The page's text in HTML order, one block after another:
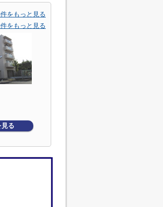
をもっと見る
をもっと見る
る